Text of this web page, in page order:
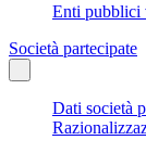
Enti pubblici
Società partecipate
Dati società